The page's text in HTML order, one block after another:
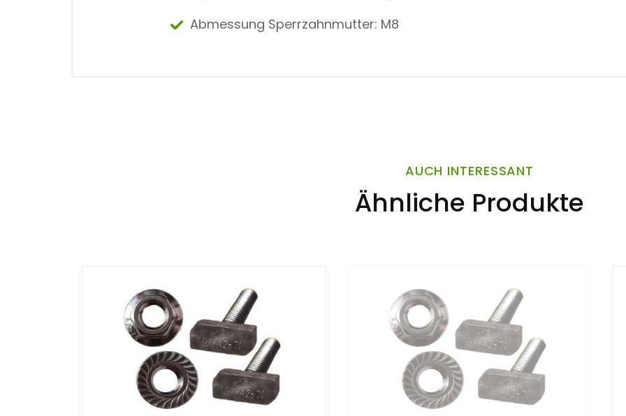
Abmessung Sperrzahnmutter: M8
AUCH INTERESSANT
Ähnliche Produkte